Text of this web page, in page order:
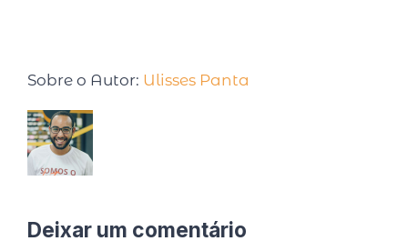
Sobre o Autor: Ulisses Panta
Deixar um comentário